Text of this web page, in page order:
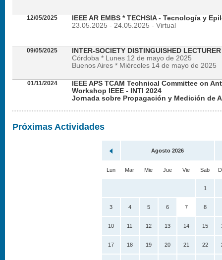
12/05/2025
IEEE AR EMBS * TECHSIA - Tecnología y
23.05.2025 - 24.05.2025 - Virtual
09/05/2025
INTER-SOCIETY DISTINGUISHED
Córdoba * Lunes 12 de mayo de 2025
Buenos Aires * Miércoles 14 de mayo de 2025
01/11/2024
IEEE APS TCAM Technical Committee on
Workshop IEEE - INTI 2024
Jornada sobre Propagación y Medición de
Próximas Actividades
Agosto 2026
Lun Mar Mie Jue Vie Sab
1
3 4 5 6 7 8
10 11 12 13 14 15
17 18 19 20 21 22